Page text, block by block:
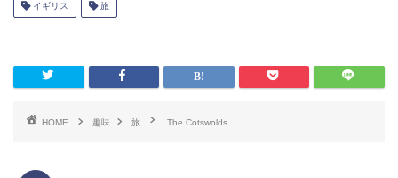
イギリス 旅
HOME 趣味 旅 The Cotswolds